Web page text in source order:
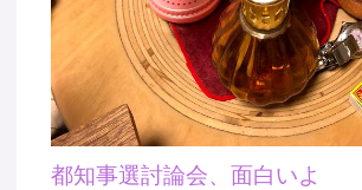
都知事選討論会、面白いよ